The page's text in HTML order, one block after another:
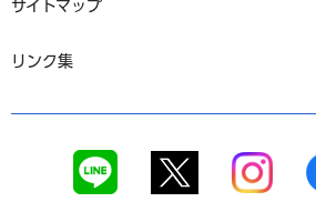
サイトマップ
リンク集